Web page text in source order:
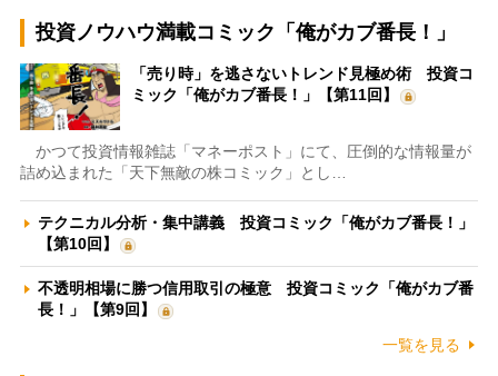
投資ノウハウ満載コミック「俺がカブ番長！」
「売り時」を逃さないトレンド見極め術 投資コ
ミック「俺がカブ番長！」【第11回】
かつて投資情報雑誌「マネーポスト」にて、圧倒的な情報量が
詰め込まれた「天下無敵の株コミック」とし…
テクニカル分析・集中講義 投資コミック「俺がカブ番長！」
【第10回】
不透明相場に勝つ信用取引の極意 投資コミック「俺がカブ番
長！」【第9回】
一覧を見る